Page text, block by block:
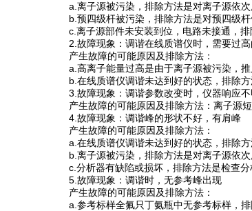
a.离子源被污染，排除方法是对离子源依次
b.预四级杆被污染，排除方法是对预四级杆
c.离子源部件未安装到位，电路未接通，排
2.故障现象：调谐在线质谱仪时，需要过高
产生故障的可能原因及排除方法：
a.高离子能量过高是由于离子源被污染，推
b.在线质谱仪调谐未达到好的状态，排除方
3.故障现象：调谐参数改变时，仪器响应不
产生故障的可能原因及排除方法：离子源短
4.故障现象：调谐峰的形状不好，有肩峰
产生故障的可能原因及排除方法：
a.在线质谱仪调谐未达到好的状态，排除方
b.离子源被污染，排除方法是对离子源依次
c.分析器有缺陷或损坏，排除方法是检查分
5.故障现象：调谐时，无参考峰出现
产生故障的可能原因及排除方法：
a.参考标样全氟只丁氨瓶中无参考标样，排